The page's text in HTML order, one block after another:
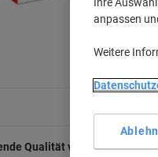
Qualität von BIC
anpassen
Weitere